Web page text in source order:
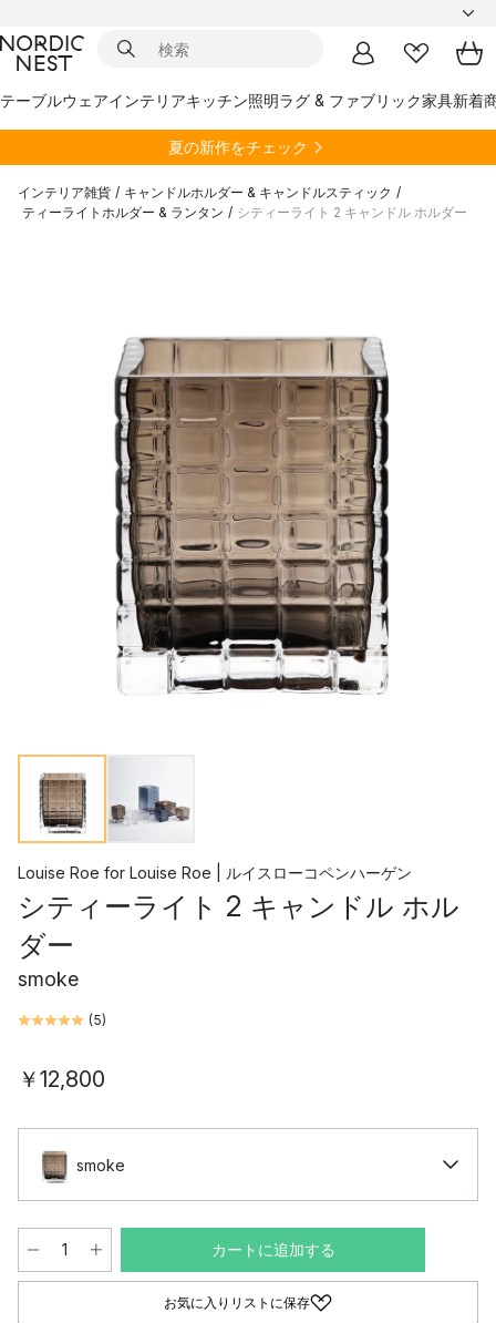
テーブルウェアインテリアキッチン照明ラグ & ファブリック家具新着
夏の新作をチェック
インテリア雑貨 / キャンドルホルダー & キャンドルスティック /
ティーライトホルダー & ランタン / シティーライト 2 キャンドル ホルダー
Louise Roe for Louise Roe | ルイスローコペンハーゲン
シティーライト 2 キャンドル ホル
ダー
smoke
(5)
￥12,800
smoke
カートに追加する
お気に入りリストに保存